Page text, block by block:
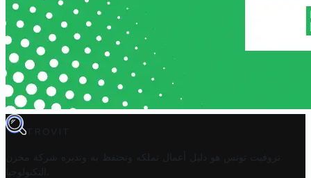
TROVIT
تروفيت تونس هو دليل أعمال تملكه وتحتفظ به وتديره
شركة مخزن
التكنولوجيا